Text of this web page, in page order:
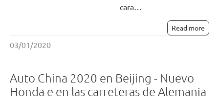
cara…
Read more
03/01/2020
Auto China 2020 en Beijing - Nuevo
Honda e en las carreteras de Alemania